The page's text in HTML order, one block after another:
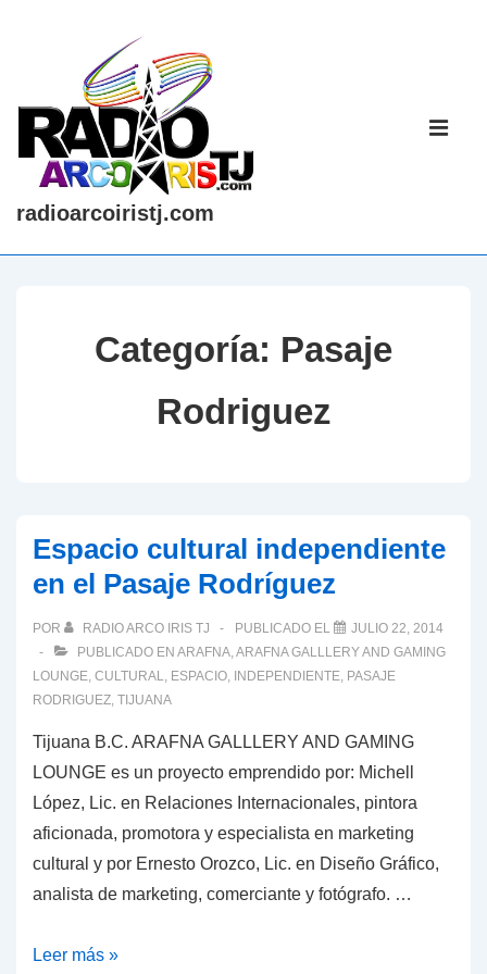
contenido
principal
radioarcoiristj.com
Categoría: Pasaje
Rodriguez
Espacio cultural independiente
en el Pasaje Rodríguez
POR RADIO ARCO IRIS TJ PUBLICADO EL
JULIO 22, 2014
PUBLICADO EN ARAFNA,ARAFNA GALLLERY AND GAMING
LOUNGE, CULTURAL, ESPACIO, INDEPENDIENTE, PASAJE
RODRIGUEZ, TIJUANA
Tijuana B.C. ARAFNA GALLLERY AND GAMING
LOUNGE es un proyecto emprendido por: Michell
López, Lic. en Relaciones Internacionales, pintora
aficionada, promotora y especialista en marketing
cultural y por Ernesto Orozco, Lic. en Diseño Gráfico,
analista de marketing, comerciante y fotógrafo. …
Espacio
Leer más »